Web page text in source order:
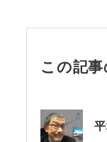
この記